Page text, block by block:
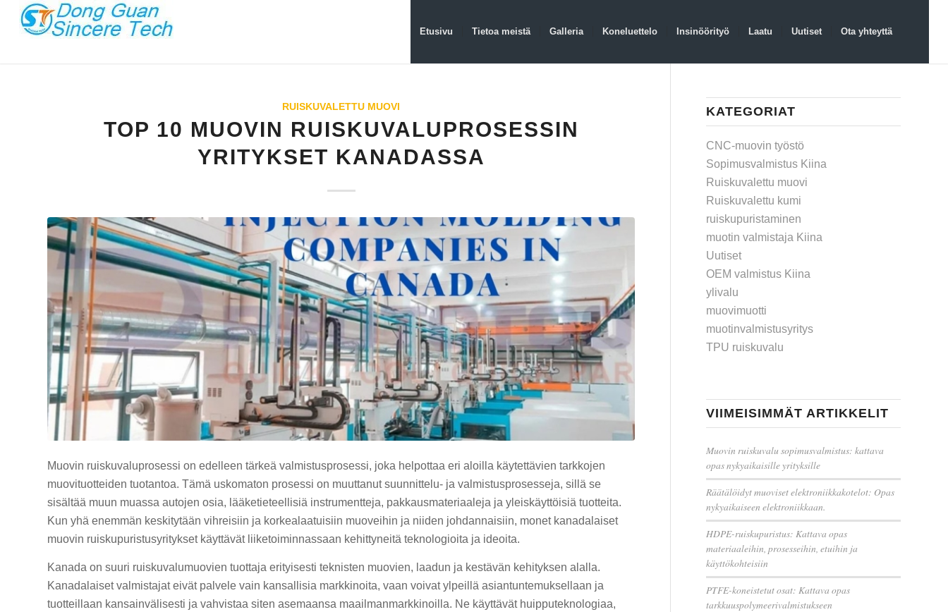
Etusivu Tietoa meistä Galleria Koneluettelo Insinöörityö Laatu Uutiset Ota yhteyttä
RUISKUVALETTU MUOVI
TOP 10 MUOVIN RUISKUVALUPROSESSIN
YRITYKSET KANADASSA
Muovin ruiskuvaluprosessi on edelleen tärkeä valmistusprosessi, joka helpottaa eri aloilla käytettävien tarkkojen
muovituotteiden tuotantoa. Tämä uskomaton prosessi on muuttanut suunnittelu- ja valmistusprosesseja, sillä se
sisältää muun muassa autojen osia, lääketieteellisiä instrumentteja, pakkausmateriaaleja ja yleiskäyttöisiä tuotteita.
Kun yhä enemmän keskitytään vihreisiin ja korkealaatuisiin muoveihin ja niiden johdannaisiin, monet kanadalaiset
muovin ruiskupuristusyritykset käyttävät liiketoiminnassaan kehittyneitä teknologioita ja ideoita.
Kanada on suuri ruiskuvalumuovien tuottaja erityisesti teknisten muovien, laadun ja kestävän kehityksen alalla.
Kanadalaiset valmistajat eivät palvele vain kansallisia markkinoita, vaan voivat ylpeillä asiantuntemuksellaan ja
tuotteillaan kansainvälisesti ja vahvistaa siten asemaansa maailmanmarkkinoilla. Ne käyttävät huipputeknologiaa,
KATEGORIAT
CNC-muovin työstö
Sopimusvalmistus Kiina
Ruiskuvalettu muovi
Ruiskuvalettu kumi
ruiskupuristaminen
muotin valmistaja Kiina
Uutiset
OEM valmistus Kiina
ylivalu
muovimuotti
muotinvalmistusyritys
TPU ruiskuvalu
VIIMEISIMMÄT ARTIKKELIT
Muovin ruiskuvalu sopimusvalmistus: kattava
opas nykyaikaisille yrityksille
Räätälöidyt muoviset elektroniikkakotelot: Opas
nykyaikaiseen elektroniikkaan.
HDPE-ruiskupuristus: Kattava opas
materiaaleihin, prosesseihin, etuihin ja
käyttökohteisiin
PTFE-koneistetut osat: Kattava opas
tarkkuuspolymeerivalmistukseen